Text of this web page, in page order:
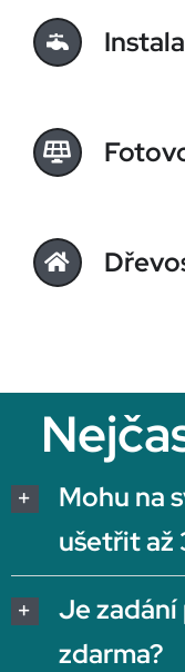
Mohu na
ušetřit až
Je
zdarma?